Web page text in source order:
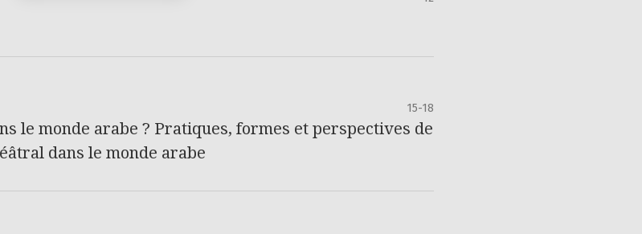
15-18
le monde arabe ? Pratiques, formes et perspectives de
dans le monde arabe